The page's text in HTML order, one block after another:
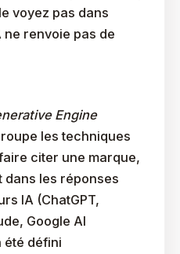
voyez pas dans
ne renvoie pas de
Engine
les techniques
citer une marque,
dans les réponses
IA (ChatGPT,
Google AI
été défini